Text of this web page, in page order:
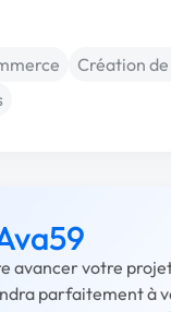
Création
avancer votre
parfaitement à